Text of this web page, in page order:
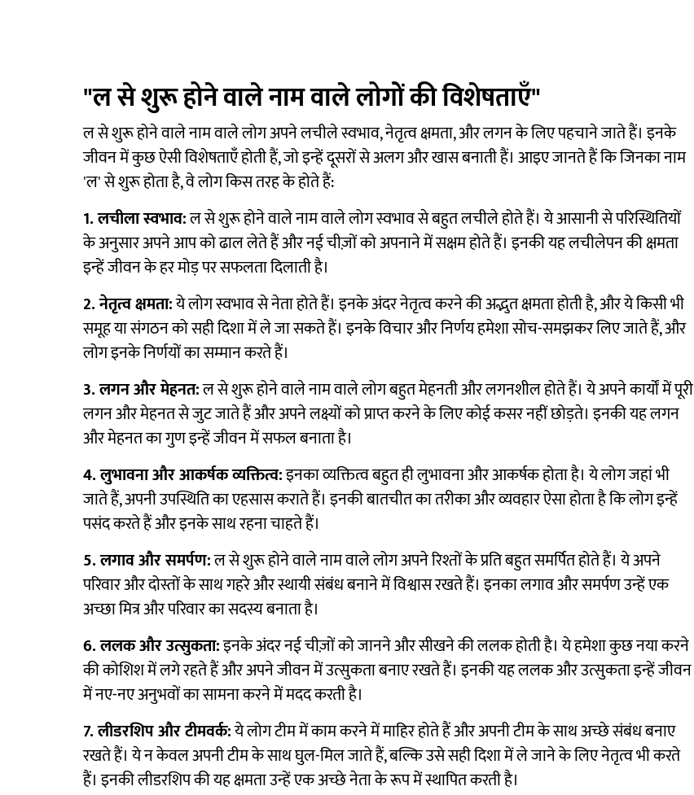
"ल से शुरू होने वाले नाम वाले लोगों की विशेषताएँ"
ल से शुरू होने वाले नाम वाले लोग अपने लचीले स्वभाव, नेतृत्व क्षमता, और लगन के लिए पहचाने जाते हैं। इनके
जीवन में कुछ ऐसी विशेषताएँ होती हैं, जो इन्हें दूसरों से अलग और खास बनाती हैं। आइए जानते हैं कि जिनका नाम
'ल' से शुरू होता है, वे लोग किस तरह के होते हैं:
1. लचीला स्वभाव:ल से शुरू होने वाले नाम वाले लोग स्वभाव से बहुत लचीले होते हैं। ये आसानी से परिस्थितियों
के अनुसार अपने आप को ढाल लेते हैं और नई चीज़ों को अपनाने में सक्षम होते हैं। इनकी यह लचीलेपन की क्षमता
इन्हें जीवन के हर मोड़ पर सफलता दिलाती है।
2. नेतृत्व क्षमता:ये लोग स्वभाव से नेता होते हैं। इनके अंदर नेतृत्व करने की अद्भुत क्षमता होती है, और ये किसी भी
समूह या संगठन को सही दिशा में ले जा सकते हैं। इनके विचार और निर्णय हमेशा सोच-समझकर लिए जाते हैं, और
लोग इनके निर्णयों का सम्मान करते हैं।
3. लगन और मेहनत:ल से शुरू होने वाले नाम वाले लोग बहुत मेहनती और लगनशील होते हैं। ये अपने कार्यों में पूरी
लगन और मेहनत से जुट जाते हैं और अपने लक्ष्यों को प्राप्त करने के लिए कोई कसर नहीं छोड़ते। इनकी यह लगन
और मेहनत का गुण इन्हें जीवन में सफल बनाता है।
4. लुभावना और आकर्षक व्यक्तित्व:इनका व्यक्तित्व बहुत ही लुभावना और आकर्षक होता है। ये लोग जहां भी
जाते हैं, अपनी उपस्थिति का एहसास कराते हैं। इनकी बातचीत का तरीका और व्यवहार ऐसा होता है कि लोग इन्हें
पसंद करते हैं और इनके साथ रहना चाहते हैं।
5. लगाव और समर्पण:ल से शुरू होने वाले नाम वाले लोग अपने रिश्तों के प्रति बहुत समर्पित होते हैं। ये अपने
परिवार और दोस्तों के साथ गहरे और स्थायी संबंध बनाने में विश्वास रखते हैं। इनका लगाव और समर्पण उन्हें एक
अच्छा मित्र और परिवार का सदस्य बनाता है।
6. ललक और उत्सुकता:इनके अंदर नई चीज़ों को जानने और सीखने की ललक होती है। ये हमेशा कुछ नया करने
की कोशिश में लगे रहते हैं और अपने जीवन में उत्सुकता बनाए रखते हैं। इनकी यह ललक और उत्सुकता इन्हें जीवन
में नए-नए अनुभवों का सामना करने में मदद करती है।
7. लीडरशिप और टीमवर्क:ये लोग टीम में काम करने में माहिर होते हैं और अपनी टीम के साथ अच्छे संबंध बनाए
रखते हैं। ये न केवल अपनी टीम के साथ घुल-मिल जाते हैं, बल्कि उसे सही दिशा में ले जाने के लिए नेतृत्व भी करते
हैं। इनकी लीडरशिप की यह क्षमता उन्हें एक अच्छे नेता के रूप में स्थापित करती है।